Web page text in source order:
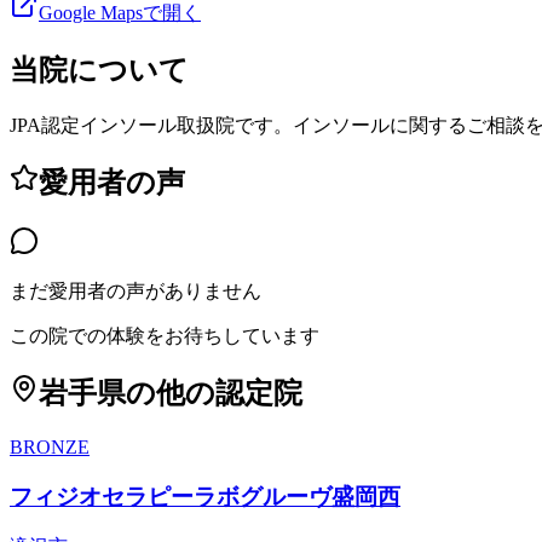
Google Mapsで開く
当院について
JPA認定インソール取扱院です。インソールに関するご相談
愛用者の声
まだ愛用者の声がありません
この院での体験をお待ちしています
岩手県の他の認定院
BRONZE
フィジオセラピーラボグルーヴ盛岡西